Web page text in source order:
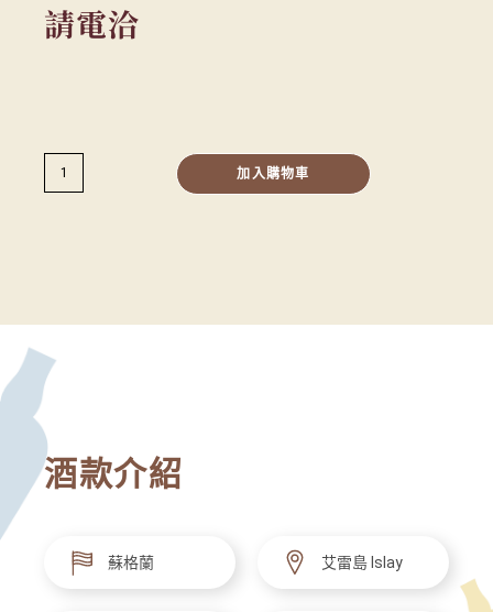
請電洽
加入購物車
酒款介紹
蘇格蘭 艾雷島 Islay